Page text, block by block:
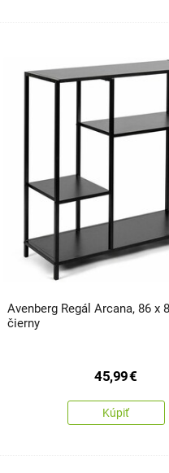
Avenberg Regál Arcana, 86 x
čierny
45,99€
Kúpiť